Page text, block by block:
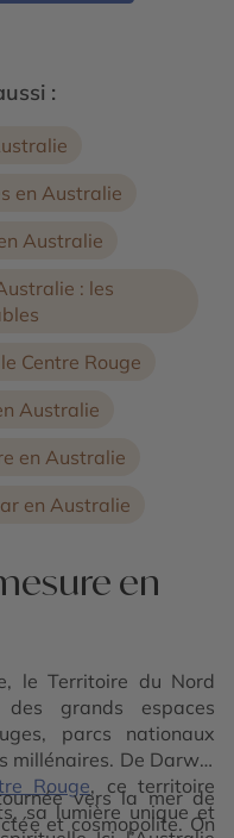
:
en Australie
Australie
: les
Centre Rouge
Australie
en Australie
en Australie
en
le Territoire du Nord
grands espaces
parcs nationaux
millénaires. De Darwin
Rouge, ce territoire
sa lumière unique et
vers la mer de
et cosmopolite. On